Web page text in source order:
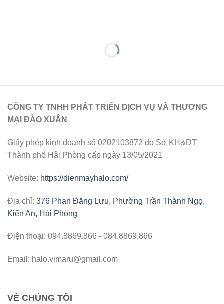
CÔNG TY TNHH PHÁT TRIỂN DỊCH VỤ VÀ THƯƠNG
MẠI ĐÀO XUÂN
Giấy phép kinh doanh số 0202103872 do Sở KH&ĐT
Thành phố Hải Phòng cấp ngày 13/05/2021
Website: https://dienmayhalo.com/
Địa chỉ: 376 Phan Đăng Lưu, Phường Trần Thành Ngọ,
Kiến An, Hải Phòng
Điện thoại: 094.8869.866 - 084.8869.866
Email: halo.vimaru@gmail.com
VỀ CHÚNG TÔI